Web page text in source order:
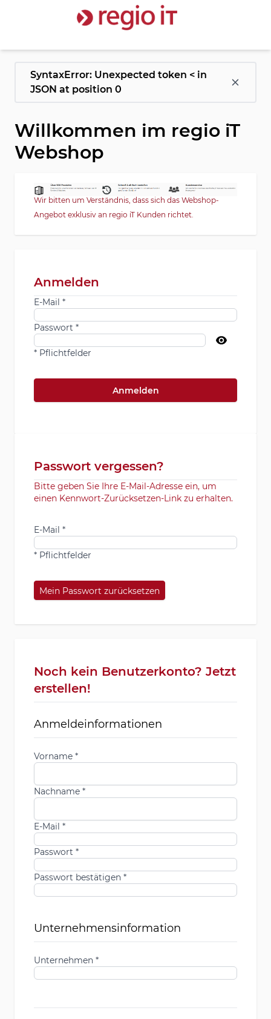
SyntaxError: Unexpected token < in
JSON at position 0
Willkommen im regio iT
Webshop
Wir bitten um Verständnis, dass sich das Webshop-
Angebot exklusiv an regio iT Kunden richtet.
Anmelden
E-Mail
Passwort
* Pflichtfelder
Anmelden
Passwort vergessen?
Bitte geben Sie Ihre E-Mail-Adresse ein, um
einen Kennwort-Zurücksetzen-Link zu erhalten.
E-Mail
* Pflichtfelder
Mein Passwort zurücksetzen
Noch kein Benutzerkonto? Jetzt
erstellen!
Anmeldeinformationen
Vorname
Nachname
E-Mail
Passwort
Passwort bestätigen
Unternehmensinformation
Unternehmen